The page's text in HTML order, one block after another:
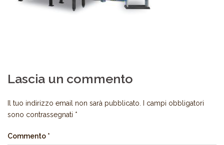
Lascia un commento
Il tuo indirizzo email non sarà pubblicato.
I campi obbligatori
sono contrassegnati *
Commento *